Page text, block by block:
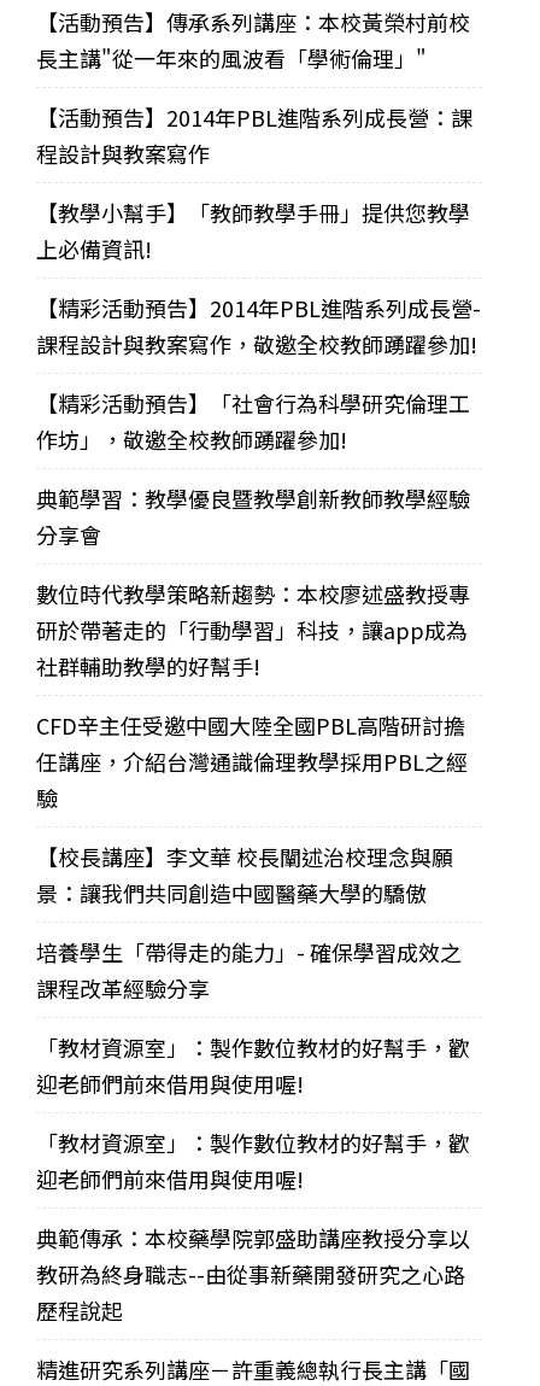
【活動預告】傳承系列講座：本校黃榮村前校
長主講"從一年來的風波看「學術倫理」"
【活動預告】2014年PBL進階系列成長營：課
程設計與教案寫作
【教學小幫手】「教師教學手冊」提供您教學
上必備資訊!
【精彩活動預告】2014年PBL進階系列成長營-
課程設計與教案寫作，敬邀全校教師踴躍參加!
【精彩活動預告】「社會行為科學研究倫理工
作坊」，敬邀全校教師踴躍參加!
典範學習：教學優良暨教學創新教師教學經驗
分享會
數位時代教學策略新趨勢：本校廖述盛教授專
研於帶著走的「行動學習」科技，讓app成為
社群輔助教學的好幫手!
CFD辛主任受邀中國大陸全國PBL高階研討擔
任講座，介紹台灣通識倫理教學採用PBL之經
驗
【校長講座】李文華 校長闡述治校理念與願
景：讓我們共同創造中國醫藥大學的驕傲
培養學生「帶得走的能力」- 確保學習成效之
課程改革經驗分享
「教材資源室」：製作數位教材的好幫手，歡
迎老師們前來借用與使用喔!
「教材資源室」：製作數位教材的好幫手，歡
迎老師們前來借用與使用喔!
典範傳承：本校藥學院郭盛助講座教授分享以
教研為終身職志--由從事新藥開發研究之心路
歷程說起
精進研究系列講座－許重義總執行長主講「國